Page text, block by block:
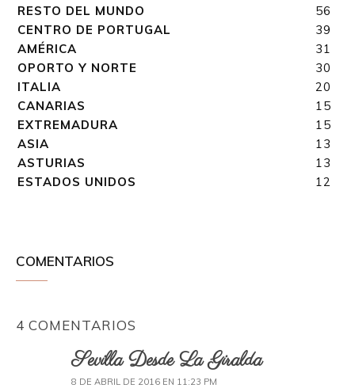
RESTO DEL MUNDO
56
CENTRO DE PORTUGAL
39
AMÉRICA
31
OPORTO Y NORTE
30
ITALIA
20
CANARIAS
15
EXTREMADURA
15
ASIA
13
ASTURIAS
13
ESTADOS UNIDOS
12
COMENTARIOS
4 COMENTARIOS
Sevilla Desde La Giralda
8 DE ABRIL DE 2016 EN 11:23 PM